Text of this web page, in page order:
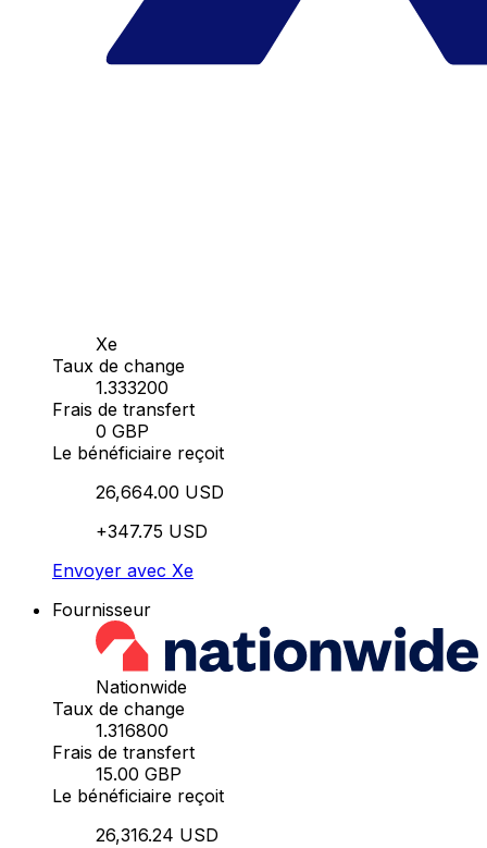
Xe
Taux de change
1.333200
Frais de transfert
0 GBP
Le bénéficiaire reçoit
26,664.00 USD
+347.75 USD
Envoyer avec Xe
Fournisseur
Nationwide
Taux de change
1.316800
Frais de transfert
15.00 GBP
Le bénéficiaire reçoit
26,316.24 USD